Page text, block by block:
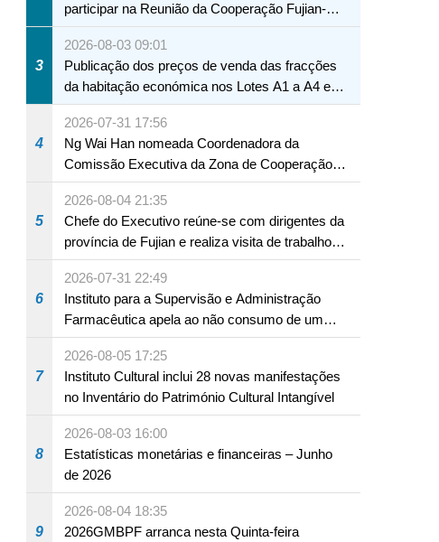
participar na Reunião da Cooperação Fujian-
Macau
3
2026-08-03 09:01
Publicação dos preços de venda das fracções
da habitação económica nos Lotes A1 a A4 e
A12 da Zona A dos Novos Aterros
4
2026-07-31 17:56
Ng Wai Han nomeada Coordenadora da
Comissão Executiva da Zona de Cooperação
Aprofundada entre Guangdong e Macau em
Hengqin
5
2026-08-04 21:35
Chefe do Executivo reúne-se com dirigentes da
província de Fujian e realiza visita de trabalho
em Fuzhou
6
2026-07-31 22:49
Instituto para a Supervisão e Administração
Farmacêutica apela ao não consumo de um
produto com substâncias medicamentosas
ocidentais
7
2026-08-05 17:25
Instituto Cultural inclui 28 novas manifestações
no Inventário do Património Cultural Intangível
8
2026-08-03 16:00
Estatísticas monetárias e financeiras – Junho
de 2026
9
2026-08-04 18:35
2026GMBPF arranca nesta Quinta-feira